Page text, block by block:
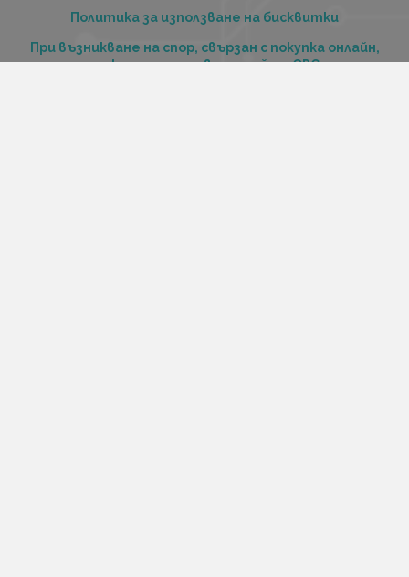
Политика за използване на бисквитки
При възникване на спор, свързан с покупка онлайн,
можете да ползвате сайта ОРС